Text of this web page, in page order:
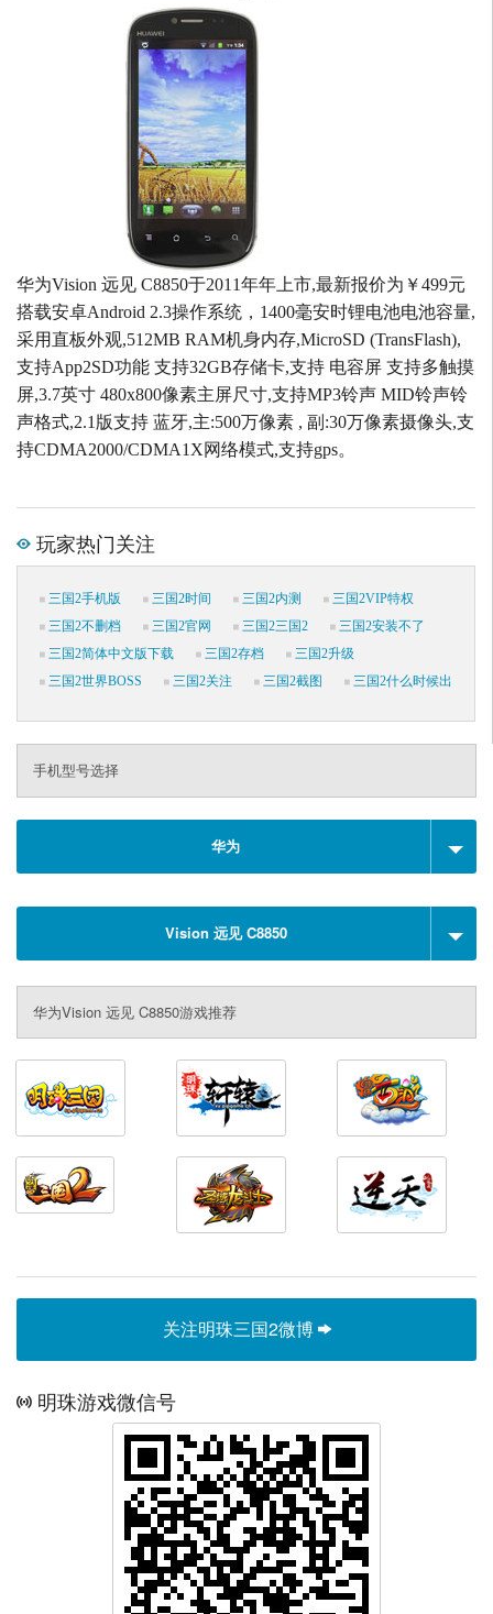
华为Vision 远见 C8850于2011年年上市,最新报价为￥499元
搭载安卓Android 2.3操作系统，1400毫安时锂电池电池容量,
采用直板外观,512MB RAM机身内存,MicroSD (TransFlash),
支持App2SD功能 支持32GB存储卡,支持 电容屏 支持多触摸
屏,3.7英寸 480x800像素主屏尺寸,支持MP3铃声 MID铃声铃
声格式,2.1版支持 蓝牙,主:500万像素 , 副:30万像素摄像头,支
持CDMA2000/CDMA1X网络模式,支持gps。
玩家热门关注
三国2手机版 三国2时间 三国2内测
三国2VIP特权
三国2不删档
三国2官网 三国2三国2
三国2安装不了
三国2简体中文版下载
三国2存档
三国2升级
三国2世界BOSS
三国2关注 三国2截图 三国2什么时候出
手机型号选择
华为
Vision 远见 C8850
华为Vision 远见 C8850游戏推荐
关注明珠三国2微博
明珠游戏微信号